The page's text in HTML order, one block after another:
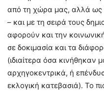
από τη χώρα μας, αλλά ως
– και με τη σειρά τους
αφορούν και την
σε δοκιμασία και τα
(ιδιαίτερα όσα κινήθηκαν
αρχηγοκεντρικά, ή
εκλογική κατεβασιά). Το